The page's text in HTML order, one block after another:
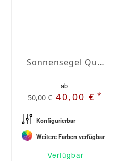
Sonnensegel Quadrat Wasserabweisend Olefin quadrat 6 x 6m
ab
50,00 € 40,00 €*
Konfigurierbar
Weitere Farben verfügbar
Verfügbar